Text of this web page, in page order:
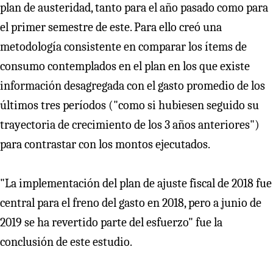
plan de austeridad, tanto para el año pasado como para
el primer semestre de este. Para ello creó una
metodología consistente en comparar los ítems de
consumo contemplados en el plan en los que existe
información desagregada con el gasto promedio de los
últimos tres períodos ("como si hubiesen seguido su
trayectoria de crecimiento de los 3 años anteriores")
para contrastar con los montos ejecutados.
"La implementación del plan de ajuste fiscal de 2018 fue
central para el freno del gasto en 2018, pero a junio de
2019 se ha revertido parte del esfuerzo" fue la
conclusión de este estudio.